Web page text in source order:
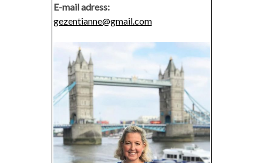
E-mail adress:
gezentianne@gmail.com